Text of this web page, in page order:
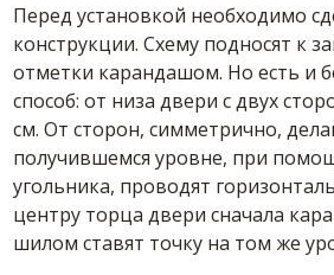
Перед установкой необходимо
конструкции. Схему подносят к
отметки карандашом. Но есть и
способ: от низа двери с двух
см. От сторон, симметрично,
получившемся уровне, при
угольника, проводят
центру торца двери сначала
шилом ставят точку на том же